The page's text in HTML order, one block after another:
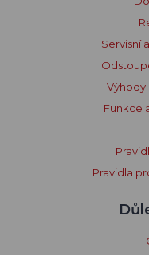
Servisní
Funkce
Pravidla